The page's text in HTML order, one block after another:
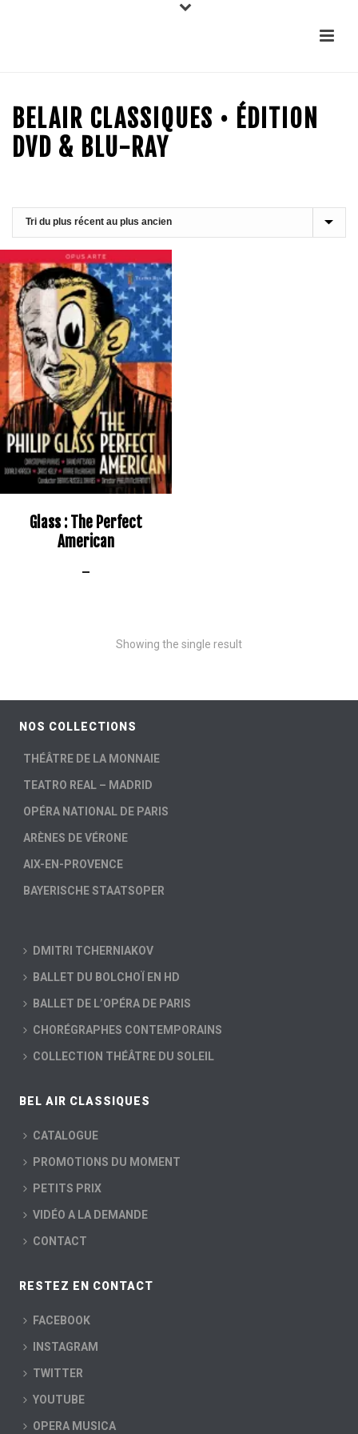
BELAIR CLASSIQUES • ÉDITION
DVD & BLU-RAY
Glass : The Perfect
American
–
Showing the single result
NOS COLLECTIONS
THÉÂTRE DE LA MONNAIE
TEATRO REAL – MADRID
OPÉRA NATIONAL DE PARIS
ARÈNES DE VÉRONE
AIX-EN-PROVENCE
BAYERISCHE STAATSOPER
DMITRI TCHERNIAKOV
BALLET DU BOLCHOÏ EN HD
BALLET DE L’OPÉRA DE PARIS
CHORÉGRAPHES CONTEMPORAINS
COLLECTION THÉÂTRE DU SOLEIL
BEL AIR CLASSIQUES
CATALOGUE
PROMOTIONS DU MOMENT
PETITS PRIX
VIDÉO A LA DEMANDE
CONTACT
RESTEZ EN CONTACT
FACEBOOK
INSTAGRAM
TWITTER
YOUTUBE
OPERA MUSICA